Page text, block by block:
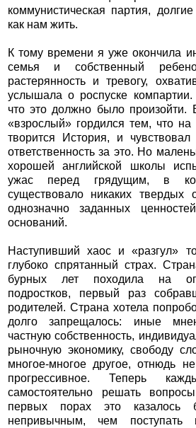
коммунистическая партия,
как нам жить.
К тому времени я уже окончила
семья и собственный
растерянность и тревогу,
услышала о роспуске
что это должно было
«взрослый» гордился тем, что на
творится История, и
ответственность за это. Но
хорошей английской школы
ужас перед грядущим, в
существовало никаких твердых
однозначно заданных
оснований.
Наступивший хаос и «разгул»
глубоко спрятанный страх.
бурных лет походила на
подростков, первый раз
родителей. Страна хотела
долго запрещалось: иные
частную собственность,
рыночную экономику, свободу
многое-многое другое, отнюдь
прогрессивное. Теперь
самостоятельно решать
первых порах это
непривычным, чем поступать